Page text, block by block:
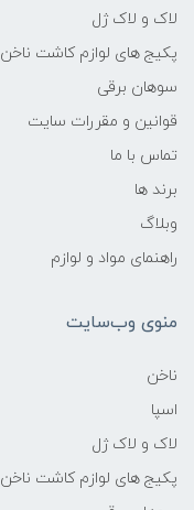
لاک و لاک ژل
پکیج های لوازم کاشت ناخن
سوهان برقی
قوانین و مقررات سایت
تماس با ما
برند ها
وبلاگ
راهنمای مواد و لوازم
منوی وب‌سایت
ناخن
اسپا
لاک و لاک ژل
پکیج های لوازم کاشت ناخن